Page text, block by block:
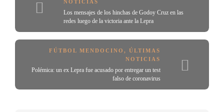
NOTICIAS
Los mensajes de los hinchas de Godoy Cruz en las
redes luego de la victoria ante la Lepra
FÚTBOL MENDOCINO , ÚLTIMAS
NOTICIAS
Polémica: un ex Lepra fue acusado por entregar un test
falso de coronavirus